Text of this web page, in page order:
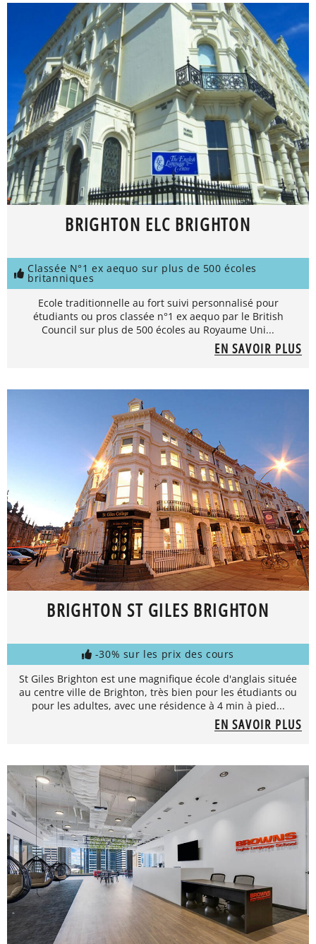
BRIGHTON ELC BRIGHTON
Classée N°1 ex aequo sur plus de 500 écoles
britanniques
Ecole traditionnelle au fort suivi personnalisé pour
étudiants ou pros classée n°1 ex aequo par le British
Council sur plus de 500 écoles au Royaume Uni...
EN SAVOIR PLUS
BRIGHTON ST GILES BRIGHTON
-30% sur les prix des cours
St Giles Brighton est une magnifique école d'anglais située
au centre ville de Brighton, très bien pour les étudiants ou
pour les adultes, avec une résidence à 4 min à pied...
EN SAVOIR PLUS